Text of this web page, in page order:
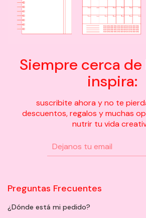
Siempre cerca
inspira:
suscribite ahora y no te
descuentos, regalos y muchas
nutrir tu vida
Preguntas Frecuentes
¿Dónde está mi pedido?